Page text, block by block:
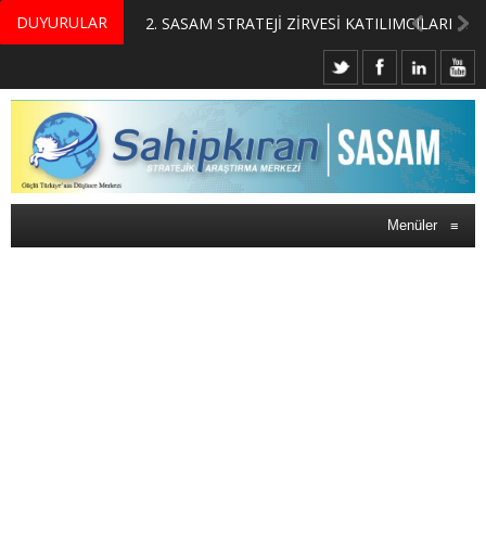
DUYURULAR
MERKEZİMİZ BÜNYESİNDE YETİŞTİRİLMEK ÜZERE GÖNÜLLÜ ÜLKE MASASI UZMANI VE UZMAN ADAYLARI ARIYORUZ 2. SASAM STRATEJİ ZİRVESİ KATILIMCILARI BELLİ OLDU
Menüler ≡